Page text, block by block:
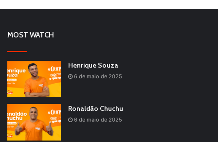
MOST WATCH
Henrique Souza
6 de maio de 2025
Ronaldão Chuchu
6 de maio de 2025